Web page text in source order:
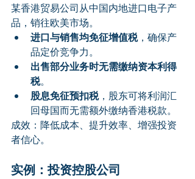
某香港贸易公司从中国内地进口电子产
品，销往欧美市场。
进口与销售均免征增值税，确保产
品定价竞争力。
出售部分业务时无需缴纳资本利得
税。
股息免征预扣税，股东可将利润汇
回母国而无需额外缴纳香港税款。
成效：降低成本、提升效率、增强投资
者信心。
实例：投资控股公司